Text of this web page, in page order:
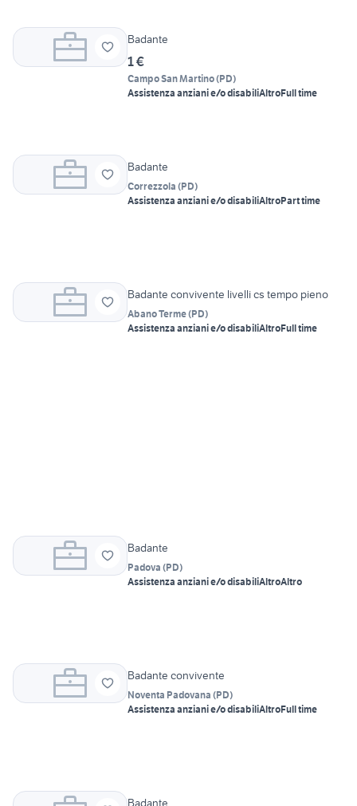
Badante
1 €
Campo San Martino(PD)
Assistenza anziani e/o disabiliAltroFull time
Badante
Correzzola (PD)
Assistenza anziani e/o disabiliAltroPart time
Badante convivente livelli cs tempo pieno
Abano Terme(PD)
Assistenza anziani e/o disabiliAltroFull time
Badante
Padova (PD)
Assistenza anziani e/o disabiliAltroAltro
Badante convivente
Noventa Padovana (PD)
Assistenza anziani e/o disabiliAltroFull time
Badante